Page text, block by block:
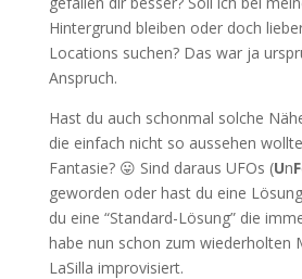
Hintergrund bleiben oder doch
Locations suchen? Das war ja
Anspruch.
Hast du auch schonmal solche
die einfach nicht so aussehen
Fantasie? 😛 Sind daraus UFOs (UnF
geworden oder hast du eine
du eine “Standard-Lösung” die
habe nun schon zum wiederholten
LaSilla improvisiert.